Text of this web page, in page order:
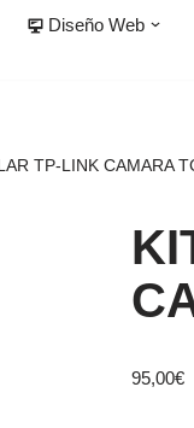
Diseño Web
TP-LINK CAMARA
95,00€